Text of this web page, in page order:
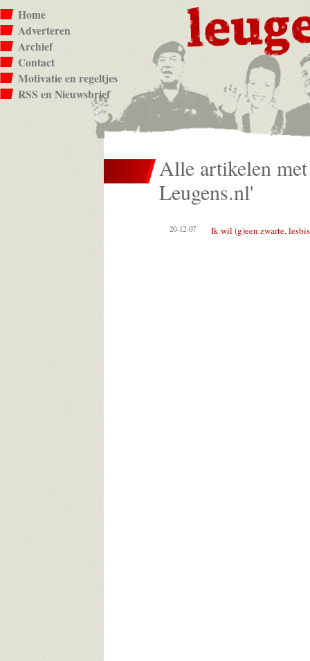
Home
Adverteren
Archief
Contact
Motivatie en regeltjes
RSS en Nieuwsbrief
Alle artikelen
Leugens.nl'
20-12-07 Ik wil (g)een zwarte,